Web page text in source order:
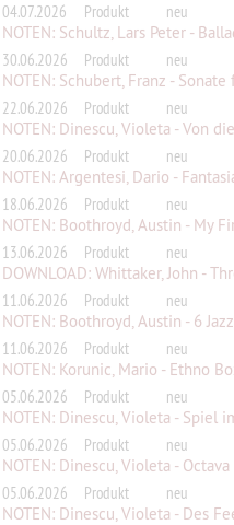
04.07.2026
Produkt
neu
NOTEN: Schultz, Lars Peter -
30.06.2026
Produkt
neu
NOTEN: Schubert, Franz -
op.p...
22.06.2026 Produkt
neu
NOTEN: Dinescu, Violeta - Von
20.06.2026
Produkt
neu
NOTEN: Argentesi, Dario -
Klar...
18.06.2026 Produkt
neu
NOTEN: Boothroyd, Austin - My
13.06.2026
Produkt
neu
DOWNLOAD: Whittaker, John -
11.06.2026
Produkt
neu
NOTEN: Boothroyd, Austin - 6
11.06.2026
Produkt
neu
NOTEN: Korunic, Mario - Ethno
05.06.2026
Produkt
neu
NOTEN: Dinescu, Violeta - Spiel
Violo...
05.06.2026 Produkt
neu
NOTEN: Dinescu, Violeta -
Bratsc...
05.06.2026 Produkt
neu
NOTEN: Dinescu, Violeta - Des